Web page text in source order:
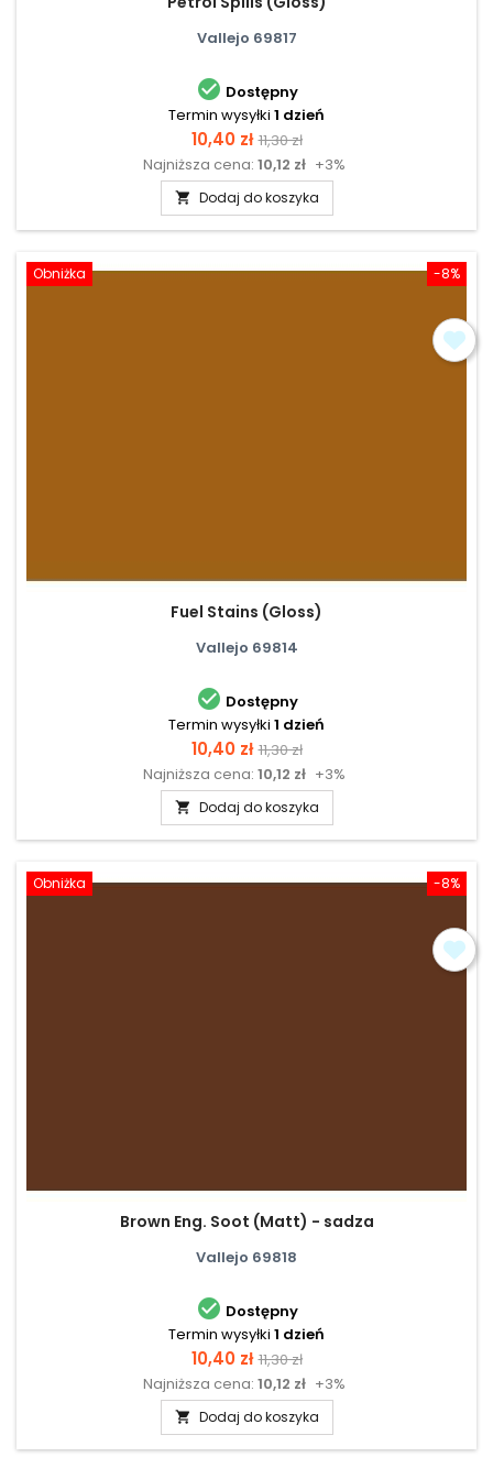
Vallejo 69817
 Dostępny
Termin wysyłki 1 dzień
Cena
10,40 zł Cena
podstawowa
11,30 zł
Najniższa cena: 10,12 zł +3%
 Dodaj do koszyka
-8%
Obniżka
Fuel Stains (Gloss)
Vallejo 69814
 Dostępny
Termin wysyłki 1 dzień
Cena
10,40 zł Cena
podstawowa
11,30 zł
Najniższa cena: 10,12 zł +3%
 Dodaj do koszyka
-8%
Obniżka
Brown Eng. Soot (Matt) - sadza
Vallejo 69818
 Dostępny
Termin wysyłki 1 dzień
Cena
10,40 zł Cena
podstawowa
11,30 zł
Najniższa cena: 10,12 zł +3%
 Dodaj do koszyka